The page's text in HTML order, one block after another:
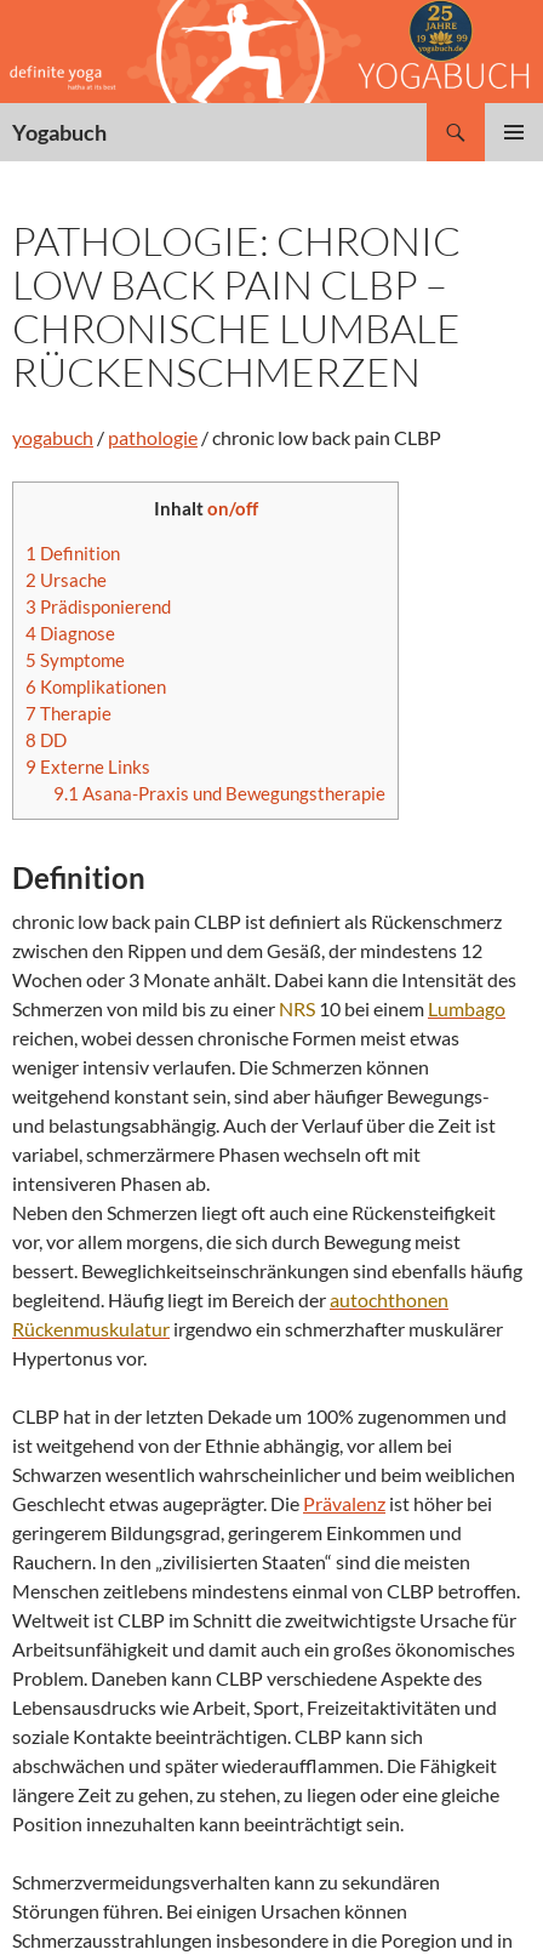
springen
Yogabuch
PATHOLOGIE: CHRONIC
LOW BACK PAIN CLBP –
CHRONISCHE LUMBALE
RÜCKENSCHMERZEN
yogabuch / pathologie / chronic low back pain CLBP
Inhalton/off
1 Definition
2 Ursache
3 Prädisponierend
4 Diagnose
5 Symptome
6 Komplikationen
7Therapie
8 DD
9 Externe Links
9.1 Asana-Praxis und Bewegungstherapie
Definition
chronic low back pain CLBP ist definiert als Rückenschmerz
zwischen den Rippen und dem Gesäß, der mindestens 12
Wochen oder 3 Monate anhält. Dabei kann die Intensität des
Schmerzen von mild bis zu einer NRS 10 bei einem Lumbago
reichen, wobei dessen chronische Formen meist etwas
weniger intensiv verlaufen. Die Schmerzen können
weitgehend konstant sein, sind aber häufiger Bewegungs-
und belastungsabhängig. Auch der Verlauf über die Zeit ist
variabel, schmerzärmere Phasen wechseln oft mit
intensiveren Phasen ab.
Neben den Schmerzen liegt oft auch eine Rückensteifigkeit
vor, vor allem morgens, die sich durch Bewegung meist
bessert. Beweglichkeitseinschränkungen sind ebenfalls häufig
begleitend. Häufig liegt im Bereich derautochthonen
Rückenmuskulatur irgendwo ein schmerzhafter muskulärer
Hypertonus vor.
CLBP hat in der letzten Dekade um 100% zugenommen und
ist weitgehend von der Ethnie abhängig, vor allem bei
Schwarzen wesentlich wahrscheinlicher und beim weiblichen
Geschlecht etwas augeprägter. Die Prävalenz ist höher bei
geringerem Bildungsgrad, geringerem Einkommen und
Rauchern. In den „zivilisierten Staaten“ sind die meisten
Menschen zeitlebens mindestens einmal von CLBP betroffen.
Weltweit ist CLBP im Schnitt die zweitwichtigste Ursache für
Arbeitsunfähigkeit und damit auch ein großes ökonomisches
Problem. Daneben kann CLBP verschiedene Aspekte des
Lebensausdrucks wie Arbeit, Sport, Freizeitaktivitäten und
soziale Kontakte beeinträchtigen. CLBP kann sich
abschwächen und später wiederaufflammen. Die Fähigkeit
längere Zeit zu gehen, zu stehen, zu liegen oder eine gleiche
Position innezuhalten kann beeinträchtigt sein.
Schmerzvermeidungsverhalten kann zu sekundären
Störungen führen. Bei einigen Ursachen können
Schmerzausstrahlungen insbesondere in die Poregion und in